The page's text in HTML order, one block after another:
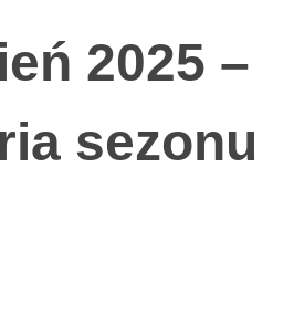
2025 –
sezonu